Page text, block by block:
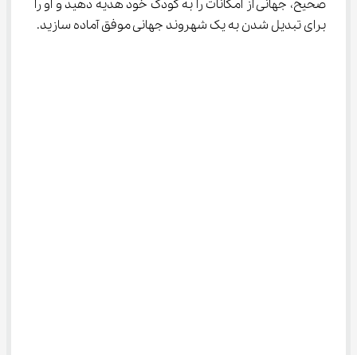
صحیح، جهانی از امکانات را به کودک خود هدیه دهید و او را
برای تبدیل شدن به یک شهروند جهانی موفق آماده سازید.